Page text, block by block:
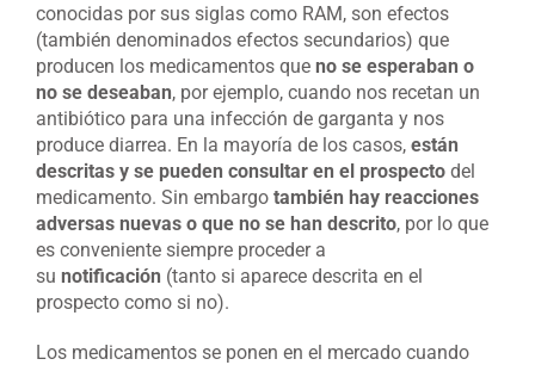
conocidas por sus siglas como RAM, son efectos
(también denominados efectos secundarios) que
producen los medicamentos que no se esperaban o
no se deseaban, por ejemplo, cuando nos recetan un
antibiótico para una infección de garganta y nos
produce diarrea. En la mayoría de los casos, están
descritas y se pueden consultar en el prospecto del
medicamento. Sin embargo también hay reacciones
adversas nuevas o que no se han descrito, por lo que
es conveniente siempre proceder a
su notificación (tanto si aparece descrita en el
prospecto como si no).
Los medicamentos se ponen en el mercado cuando